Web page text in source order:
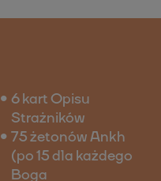
6 kart Opisu
Strażników
75 żetonów Ankh
(po 15 dla każdego
Boga